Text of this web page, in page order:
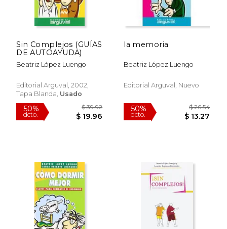
40%
dcto.
50%
Sin Complejos (GUÍAS
DE AUTOAYUDA)
Beatriz López Luengo
Editorial Arguval, 2002,
Tapa Blanda, Usado
la memoria
Beatriz López Luengo
Editorial Arguval, Nuevo